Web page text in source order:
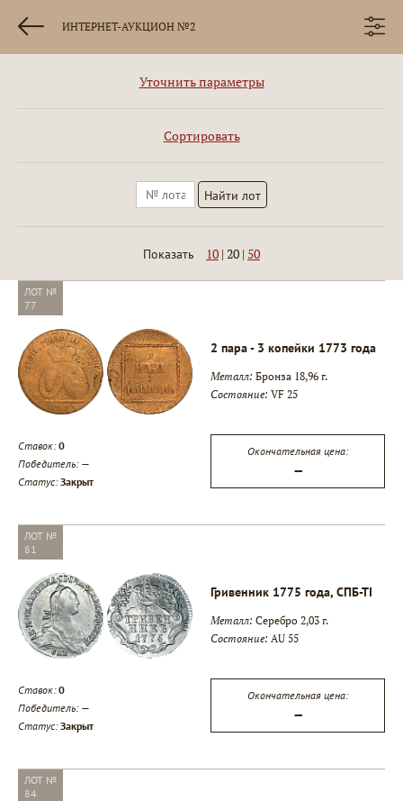
ИНТЕРНЕТ-АУКЦИОН №2
Уточнить параметры
Сортировать
Показать 10 | 20 | 50
ЛОТ №
77
2 пара - 3 копейки 1773 года
Металл: Бронза 18,96 г.
Состояние: VF 25
Ставок:0
Победитель: —
Статус:Закрыт
Окончательная цена:
—
ЛОТ №
81
Гривенник 1775 года, СПБ-ТI
Металл: Серебро 2,03 г.
Состояние: AU 55
Ставок:0
Победитель: —
Статус:Закрыт
Окончательная цена:
—
ЛОТ №
84